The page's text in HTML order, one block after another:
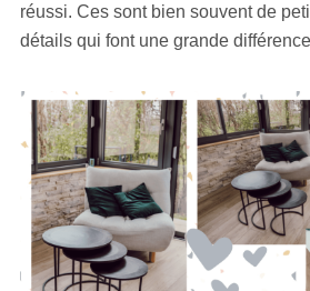
réussi. Ces sont bien souvent de
détails qui font une grande